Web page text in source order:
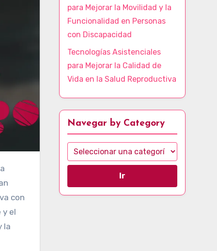
con
y el
la
para Mejorar la Movilidad y la
Funcionalidad en Personas
con Discapacidad
Tecnologías Asistenciales
para Mejorar la Calidad de
Vida en la Salud Reproductiva
Navegar by Category
Ir